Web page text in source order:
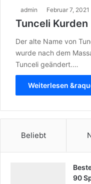
admin Februar 7, 2021
Tunceli Kurden
Der alte Name von
wurde nach dem
Tunceli geändert.…
Weiterlesen
Beliebt
90